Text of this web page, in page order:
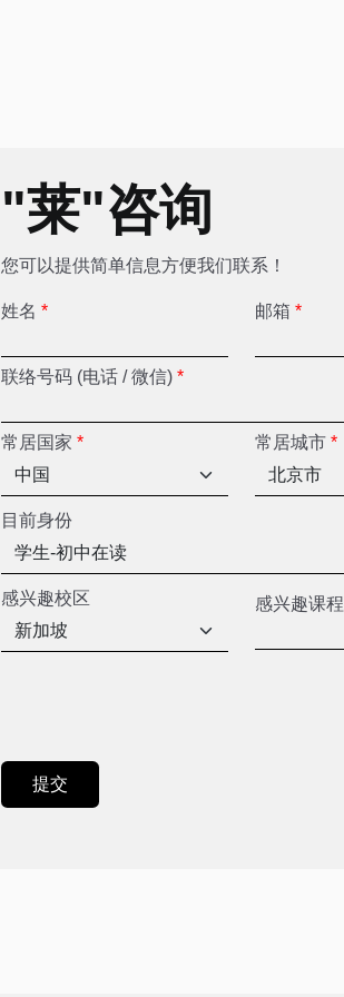
"莱"咨询
您可以提供简单信息方便我们联系！
姓名 * 邮箱 *
联络号码 (电话 / 微信) *
常居国家 * 常居城市 *
目前身份
感兴趣校区 感兴趣课程